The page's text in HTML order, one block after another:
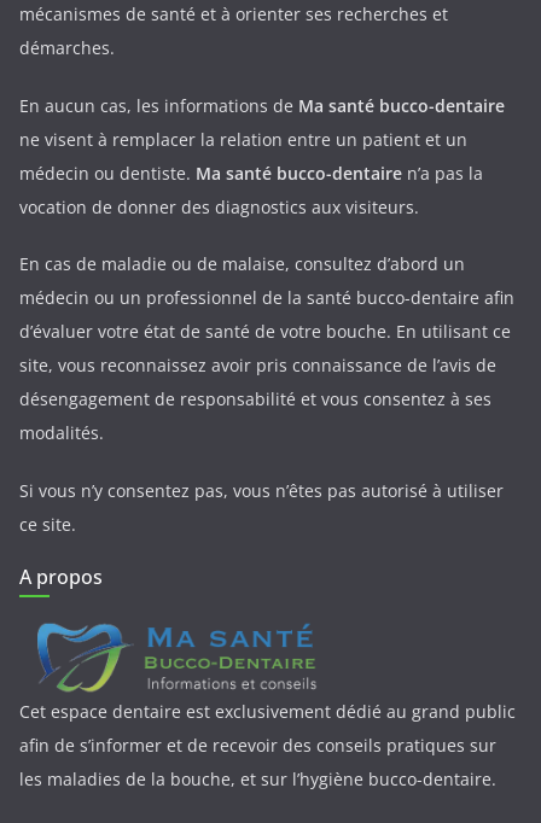
mécanismes de santé et à orienter ses recherches et
démarches.
En aucun cas, les informations de Ma santé bucco-dentaire
ne visent à remplacer la relation entre un patient et un
médecin ou dentiste. Ma santé bucco-dentaire n’a pas la
vocation de donner des diagnostics aux visiteurs.
En cas de maladie ou de malaise, consultez d’abord un
médecin ou un professionnel de la santé bucco-dentaire afin
d’évaluer votre état de santé de votre bouche. En utilisant ce
site, vous reconnaissez avoir pris connaissance de l’avis de
désengagement de responsabilité et vous consentez à ses
modalités.
Si vous n’y consentez pas, vous n’êtes pas autorisé à utiliser
ce site.
A propos
Cet espace dentaire est exclusivement dédié au grand public
afin de s’informer et de recevoir des conseils pratiques sur
les maladies de la bouche, et sur l’hygiène bucco-dentaire.